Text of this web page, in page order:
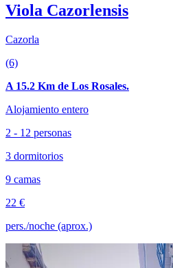
Viola Cazorlensis
Cazorla
(6)
A 15.2 Km de Los Rosales.
Alojamiento entero
2 - 12 personas
3 dormitorios
9 camas
22 €
pers./noche (aprox.)